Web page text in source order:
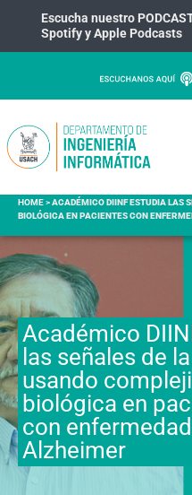
Escucha nuestro
Spotify y Apple Podcasts
HOME>ACADÉMICO DIINF ESTUDIA LAS
BIOLÓGICA EN PACIENTES CON
Académico
las señales de
usando
biológica en
con
Alzheimer